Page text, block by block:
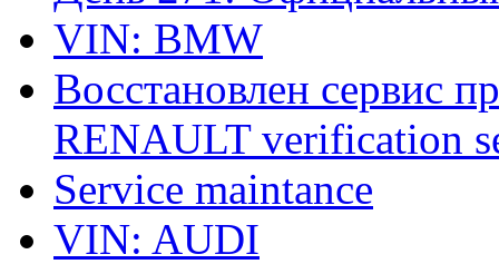
VIN: BMW
Восстановлен сервис
RENAULT verification
Service maintance
VIN: AUDI